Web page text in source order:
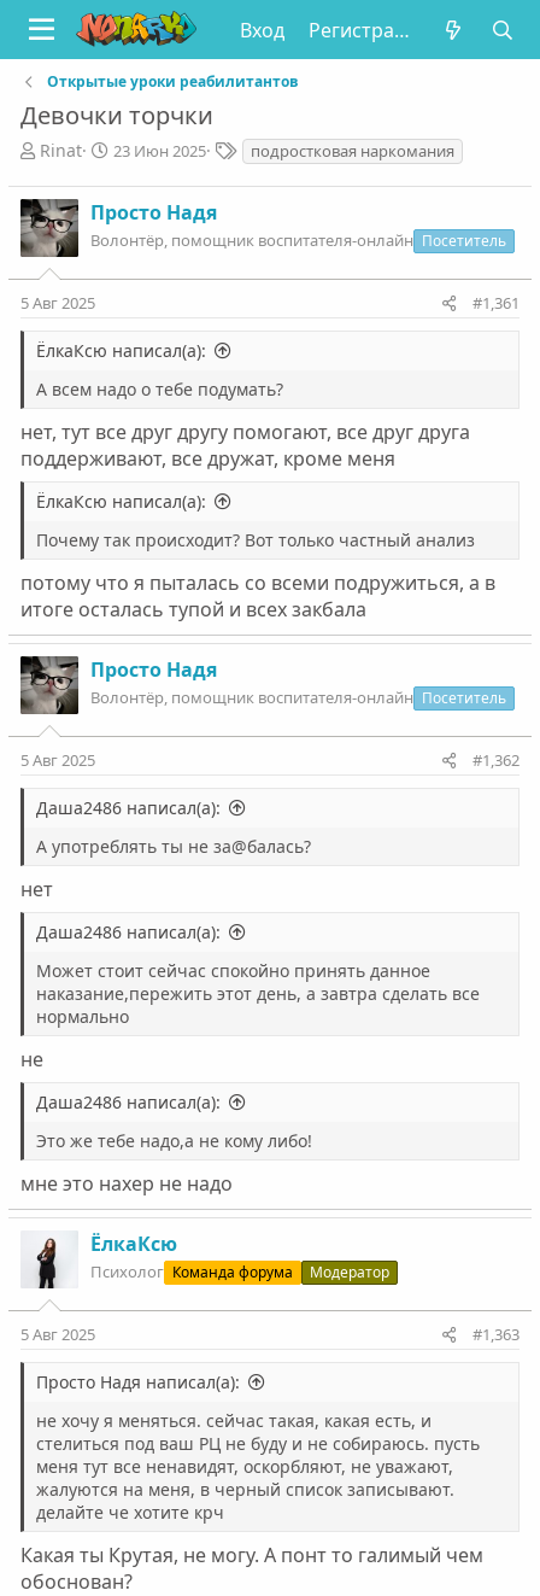
Вход Регистрация
Открытые уроки реабилитантов
Девочки торчки
А
т
о
р
т
е
м
Rinat
Д
т
а
н
ч
а
23 Июн 2025
Т
е
г
подростковая наркомания
Просто Надя
Волонтëр, помощник воспитателя-онлайн Посетитель
5 Авг 2025 #1,361
ЁлкаКсю написал(а):
А всем надо о тебе подумать?
нет, тут все друг другу помогают, все друг друга
поддерживают, все дружат, кроме меня
ЁлкаКсю написал(а):
Почему так происходит? Вот только частный анализ
потому что я пыталась со всеми подружиться, а в
итоге осталась тупой и всех закбала
Просто Надя
Волонтëр, помощник воспитателя-онлайн Посетитель
5 Авг 2025 #1,362
Даша2486 написал(а):
А употреблять ты не за@балась?
нет
Даша2486 написал(а):
Может стоит сейчас спокойно принять данное
наказание,пережить этот день, а завтра сделать все
нормально
не
Даша2486 написал(а):
Это же тебе надо,а не кому либо!
мне это нахер не надо
ЁлкаКсю
Психолог Команда форума Модератор
5 Авг 2025 #1,363
Просто Надя написал(а):
не хочу я меняться. сейчас такая, какая есть, и
стелиться под ваш РЦ не буду и не собираюсь. пусть
меня тут все ненавидят, оскорбляют, не уважают,
жалуются на меня, в черный список записывают.
делайте че хотите крч
Какая ты Крутая, не могу. А понт то галимый чем
обоснован?